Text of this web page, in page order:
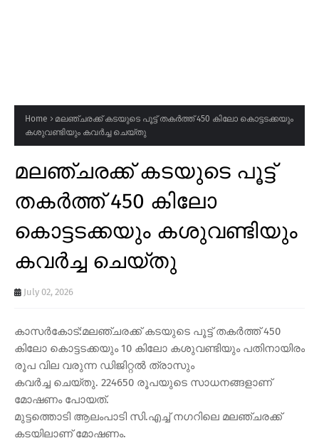
Home
മലഞ്ചരക്ക് കടയുടെ പൂട്ട് തകർത്ത് 450 കിലോ കൊട്ടടക്കയും
കശുവണ്ടിയും കവർച്ച ചെയ്തു
മലഞ്ചരക്ക് കടയുടെ പൂട്ട്
തകർത്ത് 450 കിലോ
കൊട്ടടക്കയും കശുവണ്ടിയും
കവർച്ച ചെയ്തു
July 02, 2026
കാസർകോട്:മലഞ്ചരക്ക് കടയുടെ പൂട്ട് തകർത്ത് 450
കിലോ കൊട്ടടക്കയും 10 കിലോ കശുവണ്ടിയും പതിനായിരം
രൂപ വില വരുന്ന ഡിജിറ്റൽ ത്രാസും
കവർച്ച ചെയ്തു. 224650 രൂപയുടെ സാധനങ്ങളാണ്
മോഷണം പോയത്.
മുട്ടത്തൊടി ആലംപാടി സി.എച്ച് നഗറിലെ മലഞ്ചരക്ക്
കടയിലാണ് മോഷണം.